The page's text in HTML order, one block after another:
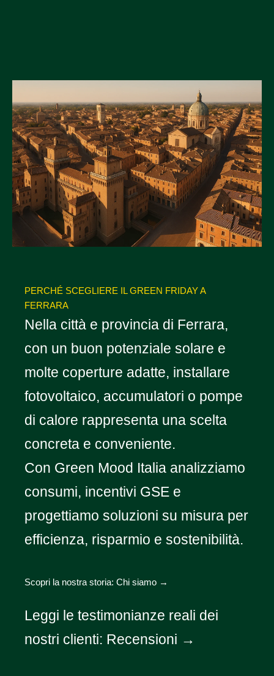
PERCHÉ SCEGLIERE IL GREEN FRIDAY A
FERRARA
Nella città e provincia di Ferrara,
con un buon potenziale solare e
molte coperture adatte, installare
fotovoltaico, accumulatori o pompe
di calore rappresenta una scelta
concreta e conveniente.
Con Green Mood Italia analizziamo
consumi, incentivi GSE e
progettiamo soluzioni su misura per
efficienza, risparmio e sostenibilità.
Scopri la nostra storia: Chi siamo →
Leggi le testimonianze reali dei
nostri clienti: Recensioni →